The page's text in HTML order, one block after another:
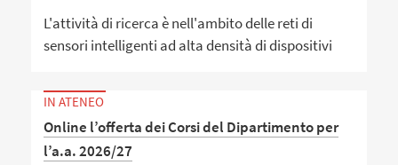
L'attività di ricerca è nell'ambito delle reti di
sensori intelligenti ad alta densità di dispositivi
IN ATENEO
Online l’offerta dei Corsi del Dipartimento per
l’a.a. 2026/27